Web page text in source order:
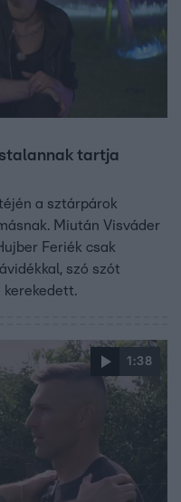
tartja
a sztárpárok
Miután Visváder
Feriék csak
szó szót
kerekedett.
1:38